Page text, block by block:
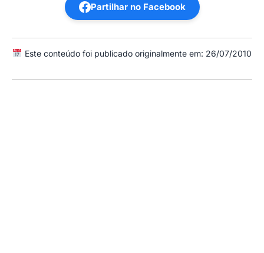
Partilhar no Facebook
Este conteúdo foi publicado originalmente em: 26/07/2010